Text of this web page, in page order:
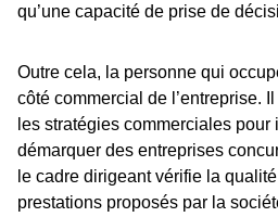
qu’une capacité de prise de
Outre cela, la personne qui
côté commercial de l’entreprise.
les stratégies commerciales pour
démarquer des entreprises
le cadre dirigeant vérifie la
prestations proposés par la